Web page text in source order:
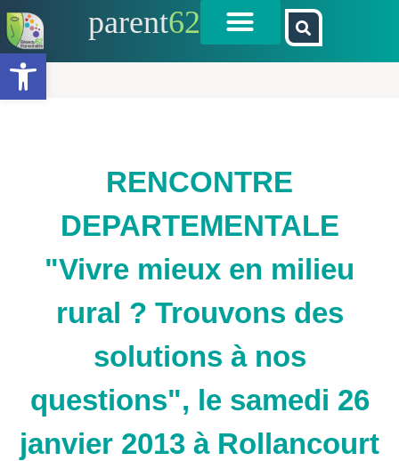
Ouvrir la barre d’outils
parent62
RENCONTRE
DEPARTEMENTALE
"Vivre mieux en milieu
rural ? Trouvons des
solutions à nos
questions", le samedi 26
janvier 2013 à Rollancourt